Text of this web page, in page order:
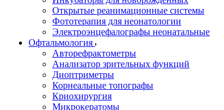
Открытые реанимационные системы
Фототерапия для неонатологии
Электроэнцефалографы неонатальные
Офтальмология
Авторефрактометры
Анализатор зрительных функций
Диоптриметры
Корнеальные топографы
Криохирургия
Микрокератомы